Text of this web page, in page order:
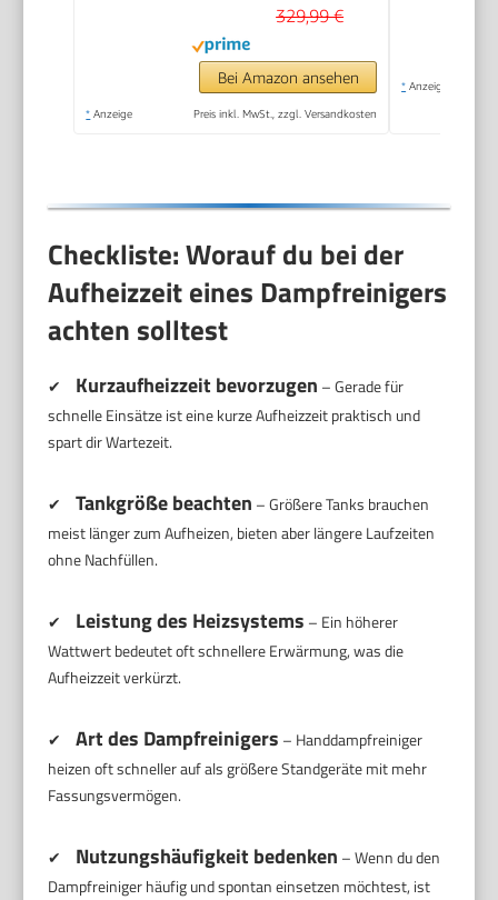
Bodenreinigungsset
EasyFix, Düsen,
Mikrofaser-Überzug
329,99 €
Bei Amazon ansehen
* Anzeige Preis inkl. MwSt., zzgl. Versandkosten
* Anzeige
Checkliste: Worauf du bei der
Aufheizzeit eines Dampfreinigers
achten solltest
✔ Kurzaufheizzeit bevorzugen – Gerade für
schnelle Einsätze ist eine kurze Aufheizzeit praktisch und
spart dir Wartezeit.
✔ Tankgröße beachten – Größere Tanks brauchen
meist länger zum Aufheizen, bieten aber längere Laufzeiten
ohne Nachfüllen.
✔ Leistung des Heizsystems – Ein höherer
Wattwert bedeutet oft schnellere Erwärmung, was die
Aufheizzeit verkürzt.
✔ Art des Dampfreinigers – Handdampfreiniger
heizen oft schneller auf als größere Standgeräte mit mehr
Fassungsvermögen.
✔ Nutzungshäufigkeit bedenken – Wenn du den
Dampfreiniger häufig und spontan einsetzen möchtest, ist